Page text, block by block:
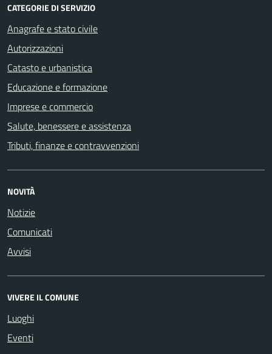
CATEGORIE DI SERVIZIO
Anagrafe e stato civile
Autorizzazioni
Catasto e urbanistica
Educazione e formazione
Imprese e commercio
Salute, benessere e assistenza
Tributi, finanze e contravvenzioni
NOVITÀ
Notizie
Comunicati
Avvisi
VIVERE IL COMUNE
Luoghi
Eventi